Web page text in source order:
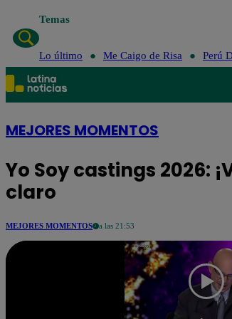
Temas
Lo último Me Caigo de Risa Perú
MEJORES MOMENTOS
Yo Soy castings 2026:
claro
MEJORES MOMENTOS a las 21:53